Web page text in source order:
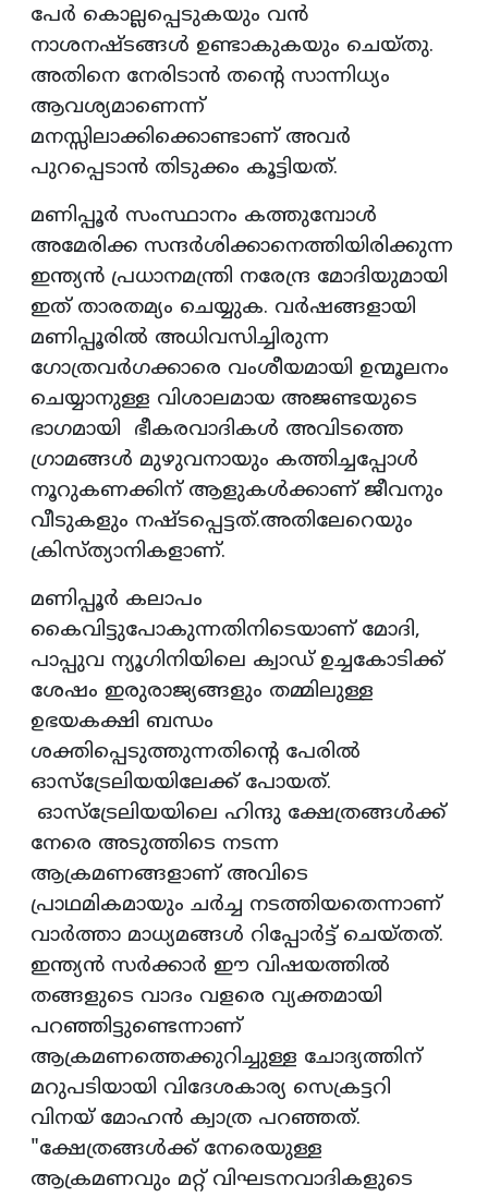
പേർ കൊല്ലപ്പെടുകയും വൻ
നാശനഷ്ടങ്ങൾ ഉണ്ടാകുകയും ചെയ്തു.
അതിനെ നേരിടാൻ തന്റെ സാന്നിധ്യം
ആവശ്യമാണെന്ന്
മനസ്സിലാക്കിക്കൊണ്ടാണ് അവർ
പുറപ്പെടാൻ തിടുക്കം കൂട്ടിയത്.
മണിപ്പൂർ സംസ്ഥാനം കത്തുമ്പോൾ
അമേരിക്ക സന്ദർശിക്കാനെത്തിയിരിക്കുന്ന
ഇന്ത്യൻ പ്രധാനമന്ത്രി നരേന്ദ്ര മോദിയുമായി
ഇത് താരതമ്യം ചെയ്യുക. വർഷങ്ങളായി
മണിപ്പൂരിൽ അധിവസിച്ചിരുന്ന
ഗോത്രവർഗക്കാരെ വംശീയമായി ഉന്മൂലനം
ചെയ്യാനുള്ള വിശാലമായ അജണ്ടയുടെ
ഭാഗമായി ഭീകരവാദികൾ അവിടത്തെ
ഗ്രാമങ്ങൾ മുഴുവനായും കത്തിച്ചപ്പോൾ
നൂറുകണക്കിന് ആളുകൾക്കാണ് ജീവനും
വീടുകളും നഷ്ടപ്പെട്ടത്.അതിലേറെയും
ക്രിസ്ത്യാനികളാണ്.
മണിപ്പൂർ കലാപം
കൈവിട്ടുപോകുന്നതിനിടെയാണ് മോദി,
പാപ്പുവ ന്യൂഗിനിയിലെ ക്വാഡ് ഉച്ചകോടിക്ക്
ശേഷം ഇരുരാജ്യങ്ങളും തമ്മിലുള്ള
ഉഭയകക്ഷി ബന്ധം
ശക്തിപ്പെടുത്തുന്നതിന്റെ പേരിൽ
ഓസ്‌ട്രേലിയയിലേക്ക് പോയത്.
ഓസ്‌ട്രേലിയയിലെ ഹിന്ദു ക്ഷേത്രങ്ങൾക്ക്
നേരെ അടുത്തിടെ നടന്ന
ആക്രമണങ്ങളാണ് അവിടെ
പ്രാഥമികമായും ചർച്ച നടത്തിയതെന്നാണ്
വാർത്താ മാധ്യമങ്ങൾ റിപ്പോർട്ട് ചെയ്തത്.
ഇന്ത്യൻ സർക്കാർ ഈ വിഷയത്തിൽ
തങ്ങളുടെ വാദം വളരെ വ്യക്തമായി
പറഞ്ഞിട്ടുണ്ടെന്നാണ്
ആക്രമണത്തെക്കുറിച്ചുള്ള ചോദ്യത്തിന്
മറുപടിയായി വിദേശകാര്യ സെക്രട്ടറി
വിനയ് മോഹൻ ക്വാത്ര പറഞ്ഞത്.
"ക്ഷേത്രങ്ങൾക്ക് നേരെയുള്ള
ആക്രമണവും മറ്റ് വിഘടനവാദികളുടെ